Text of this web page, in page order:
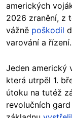
amerických
2026 zranění, z
vážně poškodil
varování a řízení.
Jeden americký
která utrpěl 1.
útoku na tutéž
revolučních